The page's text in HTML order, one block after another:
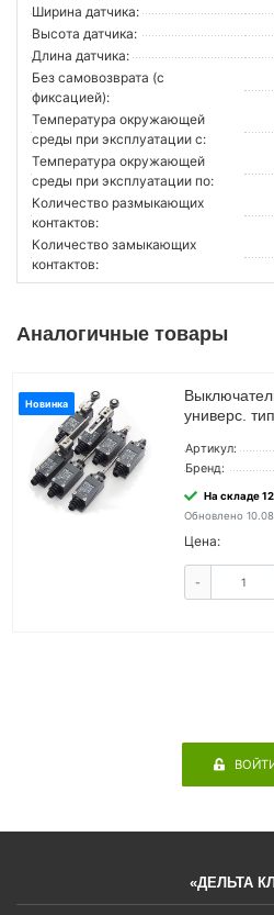
Ширина датчика:
Высота датчика:
Длина датчика:
Без самовозврата (с
фиксацией):
Температура окружающей
среды при эксплуатации с:
Температура окружающей
cреды при эксплуатации по:
Количество размыкающих
контактов:
Количество замыкающих
контактов:
Аналогичные товары
Новинка
универс.
Артикул:
Бренд:
На складе
Обновлено
Цена:
-
«ДЕЛЬТА